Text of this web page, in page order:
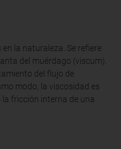
la naturaleza. Se refiere
del muérdago (viscum).
del flujo de
modo, la viscosidad es
fricción interna de una